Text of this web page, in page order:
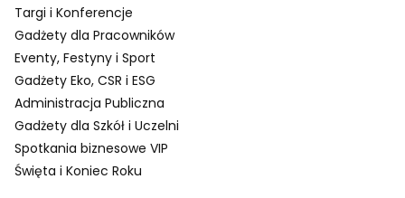
Targi i Konferencje
Gadżety dla Pracowników
Eventy, Festyny i Sport
Gadżety Eko, CSR i ESG
Administracja Publiczna
Gadżety dla Szkół i Uczelni
Spotkania biznesowe VIP
Święta i Koniec Roku